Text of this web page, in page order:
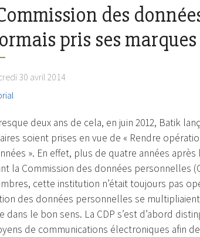
des
pris ses marques
30 avril 2014
deux ans de cela, en juin 2012, Batik
soient prises en vue de « Rendre
». En effet, plus de quatre années après
la Commission des données personnelles
cette institution n’était toujours pas
des données personnelles se
dans le bon sens. La CDP s’est d’abord
de communications électroniques afin de